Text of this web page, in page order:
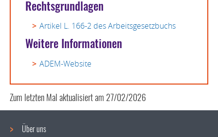
Rechtsgrundlagen
Artikel L. 166-2 des Arbeitsgesetzbuchs
Weitere Informationen
ADEM-Website
Zum letzten Mal aktualisiert am 27/02/2026
Über uns